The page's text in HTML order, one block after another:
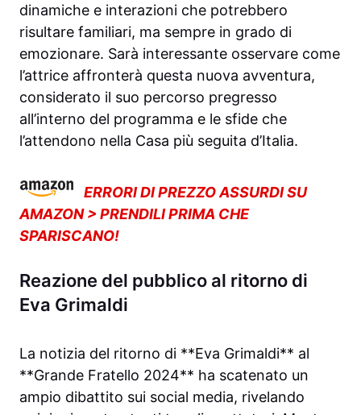
dinamiche e interazioni che potrebbero
risultare familiari, ma sempre in grado di
emozionare. Sarà interessante osservare come
l’attrice affronterà questa nuova avventura,
considerato il suo percorso pregresso
all’interno del programma e le sfide che
l’attendono nella Casa più seguita d’Italia.
ERRORI DI PREZZO ASSURDI SU
AMAZON > PRENDILI PRIMA CHE
SPARISCANO!
Reazione del pubblico al ritorno di
Eva Grimaldi
La notizia del ritorno di **Eva Grimaldi** al
**Grande Fratello 2024** ha scatenato un
ampio dibattito sui social media, rivelando